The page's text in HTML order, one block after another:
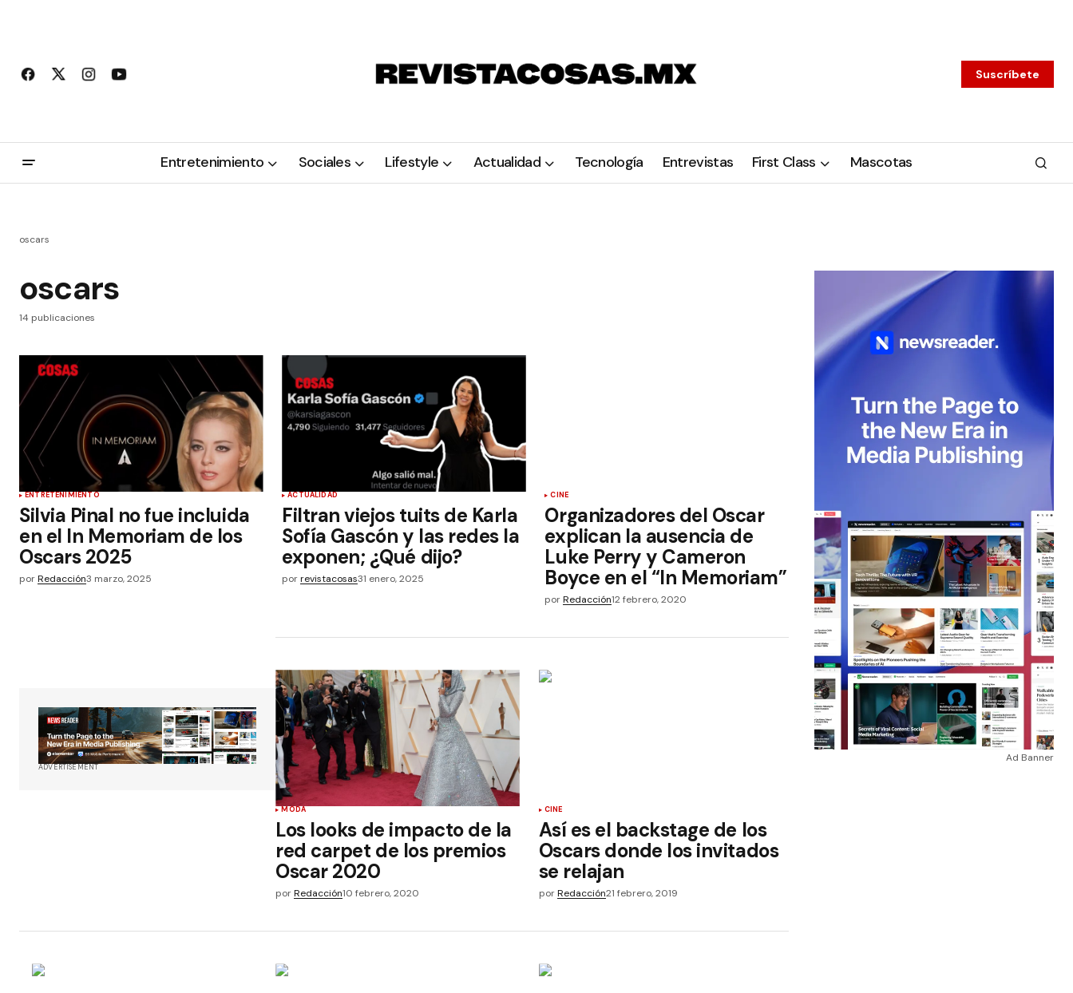
Suscríbete
Entretenimiento Sociales Lifestyle Actualidad Tecnología Entrevistas First Class Mascotas
oscars
oscars
14 publicaciones
ENTRETENIMIENTO
Silvia Pinal no fue incluida
en el In Memoriam de los
Oscars 2025
porRedacción3 marzo, 2025
ACTUALIDAD
Filtran viejos tuits de Karla
Sofía Gascón y las redes la
exponen; ¿Qué dijo?
por revistacosas31 enero, 2025
CINE
Organizadores del Oscar
explican la ausencia de
Luke Perry y Cameron
Boyce en el “In Memoriam”
por Redacción12 febrero, 2020
ADVERTISEMENT
MODA
Los looks de impacto de la
red carpet de los premios
Oscar 2020
por Redacción10 febrero, 2020
CINE
Así es el backstage de los
Oscars donde los invitados
se relajan
por Redacción21 febrero, 2019
Ad Banner